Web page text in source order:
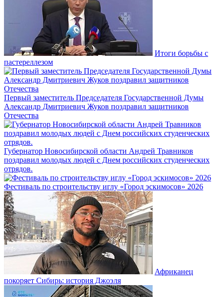
Итоги борьбы с
пастереллезом
Первый заместитель Председателя Государственной Думы
Александр Дмитриевич Жуков поздравил защитников
Отечества
Губернатор Новосибирской области Андрей Травников
поздравил молодых людей с Днем российских студенческих
отрядов.
Фестиваль по строительству иглу «Город эскимосов» 2026
Африканец
покоряет Сибирь: история Джоэля